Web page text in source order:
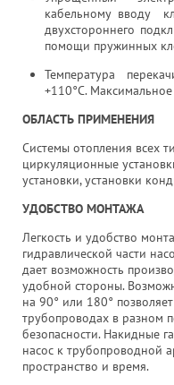
кабельному вводу
двухстороннего
помощи пружинных
Температура
+110°С.
ОБЛАСТЬ ПРИМЕНЕНИЯ
Системы отопления всех
циркуляционные
установки, установки
УДОБСТВО МОНТАЖА
Легкость и удобство
гидравлической части
дает возможность
удобной стороны.
на 90° или 180°
трубопроводах в разном
безопасности. Накидные
насос к трубопроводной
пространство и время.